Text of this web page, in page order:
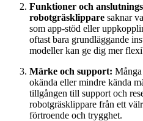
Funktioner och
robotgräsklippare saknar
som app-stöd eller
oftast bara grundläggande
modeller kan ge dig mer
Märke och support:
okända eller mindre kända
tillgången till support och
robotgräsklippare från ett
förtroende och trygghet.